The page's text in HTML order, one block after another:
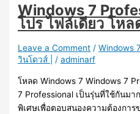
Windows 7
โปร ไฟล์เดียว โห
Leave a Comment /Windows
วินโดวส์ |
/adminarf
โหลด Windows 7 Windows 7
7 Professional เป็นรุ่นที่ใช้กันม
พิเศษเพื่อตอบสนองความต้องกา